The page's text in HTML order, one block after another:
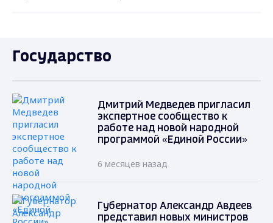
Государство
Дмитрий Медведев пригласил
экспертное сообщество к
работе над новой народной
программой «Единой России»
6 месяцев назад
Губернатор Александр Авдеев
представил новых министров